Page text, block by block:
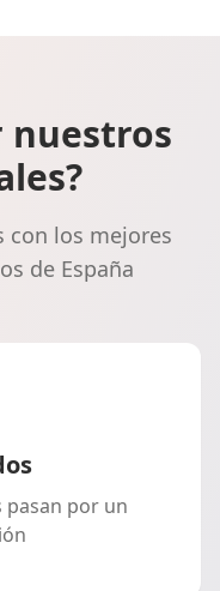
nuestros
con los mejores
de España
por un